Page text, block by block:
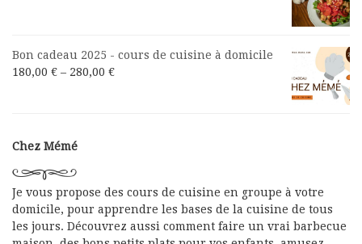
Bon cadeau 2025 - cours de cuisine à domicile
180,00 € – 280,00 €
Chez Mémé
Je vous propose des cours de cuisine en groupe à votre
domicile, pour apprendre les bases de la cuisine de tous
les jours. Découvrez aussi comment faire un vrai barbecue